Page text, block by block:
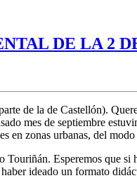
DE LA 2
de la de Castellón).
mes de septiembre
zonas urbanas, del
Esperemos que si
ideado un formato